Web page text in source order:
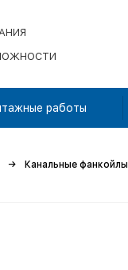
работы
Канальные фанкойлы